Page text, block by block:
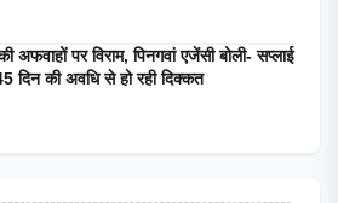
पर विराम, पिनगवां एजेंसी बोली- सप्लाई
दिन की अवधि से हो रही दिक्कत